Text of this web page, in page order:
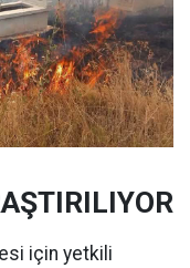
için yetkili